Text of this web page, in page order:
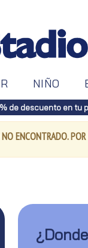
NIÑO
de descuento en tu
ENCONTRADO. POR